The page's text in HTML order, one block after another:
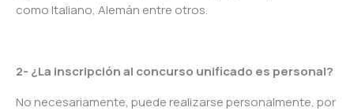
como Italiano, Alemán entre otros.
2- ¿La inscripción al concurso unificado es personal?
No necesariamente, puede realizarse personalmente, por